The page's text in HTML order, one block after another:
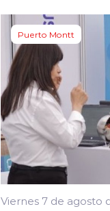
Puerto Montt
Viernes 7 de agosto